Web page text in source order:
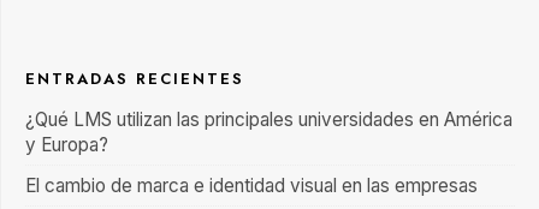
ENTRADAS RECIENTES
¿Qué LMS utilizan las principales universidades en América
y Europa?
El cambio de marca e identidad visual en las empresas